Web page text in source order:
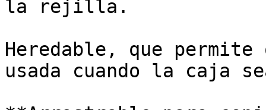
la rejilla.
Heredable, que
usada cuando la caja